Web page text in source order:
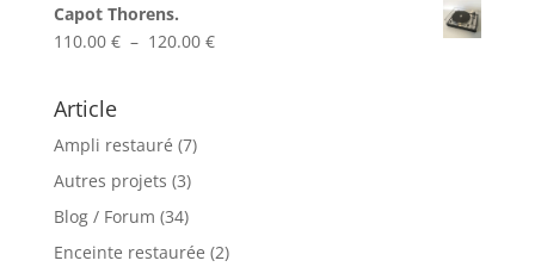
52.00 €
Capot Thorens.
110.00 € – 120.00 €Plage
Article
Ampli restauré (7)
Autres projets (3)
Blog / Forum (34)
Enceinte restaurée (2)